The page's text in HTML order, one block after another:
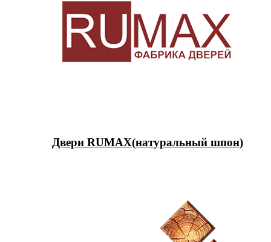
Двери RUMAX(натуральный шпон)